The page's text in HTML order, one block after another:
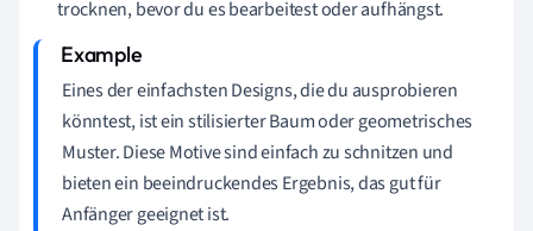
trocknen, bevor du es bearbeitest oder aufhängst.
Eines der einfachsten Designs, die du ausprobieren
könntest, ist ein stilisierter Baum oder geometrisches
Muster. Diese Motive sind einfach zu schnitzen und
bieten ein beeindruckendes Ergebnis, das gut für
Anfänger geeignet ist.